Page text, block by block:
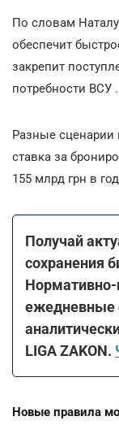
По словам
обеспечит
закрепит
потребности ВСУ .
Разные сценарии
ставка за
155 млрд грн в
Получай
сохранения
ежедневные
LIGA ZAKON.
Новые правила